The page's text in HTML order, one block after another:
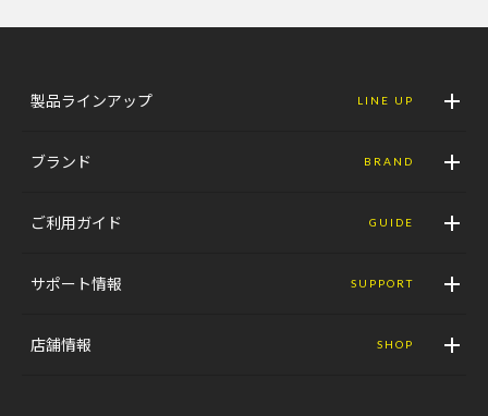
製品ラインアップ LINE UP
ブランド BRAND
ご利用ガイド GUIDE
サポート情報 SUPPORT
店舗情報 SHOP